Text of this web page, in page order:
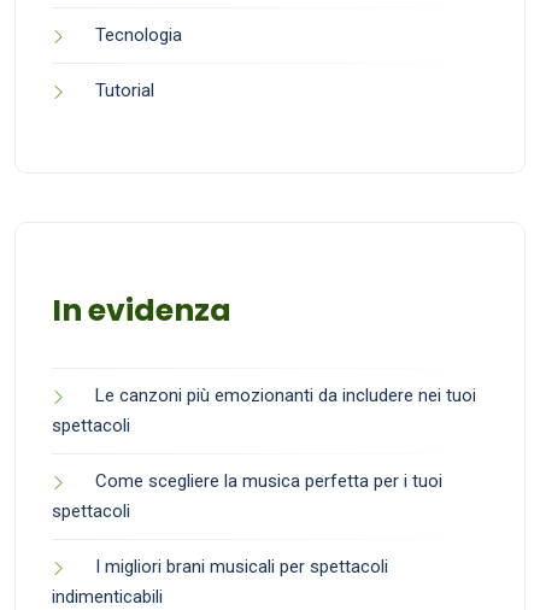
Tecnologia
Tutorial
In evidenza
Le canzoni più emozionanti da includere nei tuoi
spettacoli
Come scegliere la musica perfetta per i tuoi
spettacoli
I migliori brani musicali per spettacoli
indimenticabili